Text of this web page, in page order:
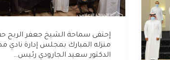
إحتفى سماحة الشيخ جعفر الربح
منزله المبارك بمجلس إدارة نادي
الدكتور سعيد الجارودي رئيس…